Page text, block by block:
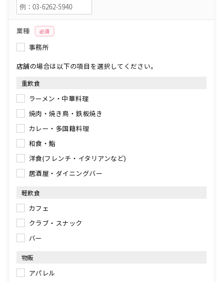
業種 必須
事務所
店舗の場合は以下の項目を選択してください。
重飲食
ラーメン・中華料理
焼肉・焼き鳥・鉄板焼き
カレー・多国籍料理
和食・鮨
洋食(フレンチ・イタリアンなど)
居酒屋・ダイニングバー
軽飲食
カフェ
クラブ・スナック
バー
物販
アパレル